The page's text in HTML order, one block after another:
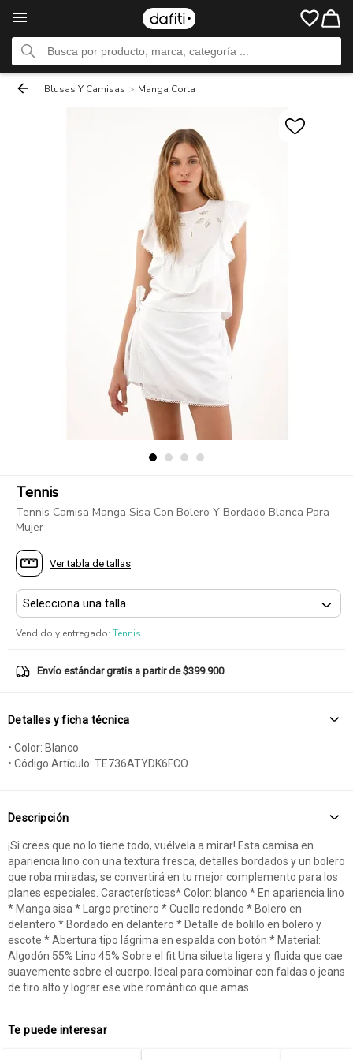
Blusas Y Camisas > Manga Corta
Tennis
Tennis Camisa Manga Sisa Con Bolero Y Bordado Blanca Para
Mujer
Ver tabla de tallas
Vendido y entregado: Tennis.
Envío estándar gratis a partir de $399.900
Detalles y ficha técnica
• Color: Blanco
• Código Artículo: TE736ATYDK6FCO
Descripción
¡Si crees que no lo tiene todo, vuélvela a mirar! Esta camisa en
apariencia lino con una textura fresca, detalles bordados y un bolero
que roba miradas, se convertirá en tu mejor complemento para los
planes especiales. Características* Color: blanco * En apariencia lino
* Manga sisa * Largo pretinero * Cuello redondo * Bolero en
delantero * Bordado en delantero * Detalle de bolillo en bolero y
escote * Abertura tipo lágrima en espalda con botón * Material:
Algodón 55% Lino 45% Sobre el fit Una silueta ligera y fluida que cae
suavemente sobre el cuerpo. Ideal para combinar con faldas o jeans
de tiro alto y lograr ese vibe romántico que amas.
Te puede interesar